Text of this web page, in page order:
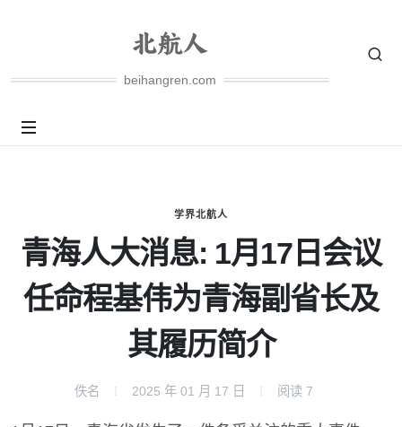
beihangren.com
学界北航人
青海人大消息: 1月17日会议
任命程基伟为青海副省长及
其履历简介
佚名 2025 年 01 月 17 日 阅读 7